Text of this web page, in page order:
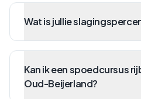
Wat is jullie
Kan ik een spoedcursus
Oud-Beijerland?